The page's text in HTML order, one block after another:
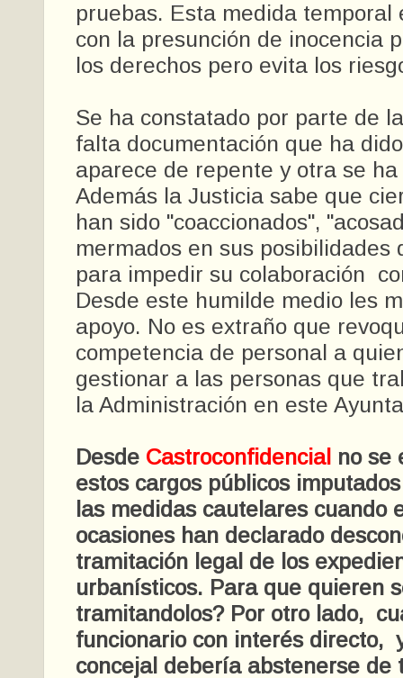
pruebas. Esta medida temporal
con la presunción de inocencia
los derechos pero evita los
Se ha constatado por parte de
falta documentación que ha
aparece de repente y otra se ha
Además la Justicia sabe que
han sido "coaccionados",
mermados en sus posibilidades
para impedir su colaboración
Desde este humilde medio les
apoyo. No es extraño que
competencia de personal a
gestionar a las personas que
la Administración en este
Desde Castroconfidencial no se
estos cargos públicos
las medidas cautelares cuando
ocasiones han declarado
tramitación legal de los
urbanísticos. Para que quieren
tramitandolos? Por otro lado,
funcionario con interés directo,
concejal debería abstenerse de